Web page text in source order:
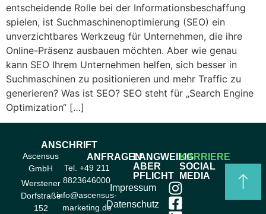
entscheidende Rolle bei der Informationsbeschaffung
spielen, ist Suchmaschinenoptimierung (SEO) ein
unverzichtbares Werkzeug für Unternehmen, die ihre
Online-Präsenz ausbauen möchten. Aber wie genau
kann SEO Ihrem Unternehmen helfen, sich besser in
Suchmaschinen zu positionieren und mehr Traffic zu
generieren? Was ist SEO? SEO steht für „Search Engine
Optimization“ […]
ANSCHRIFT
Ascensus
GmbH
Werstener
Dorfstraße
152
ANFRAGEN
Tel. +49 211
8823646000
info@ascensus-
marketing.de
LANGWEILIG
ABER
PFLICHT
Impressum
Datenschutz
KARRIERE
SOCIAL
MEDIA